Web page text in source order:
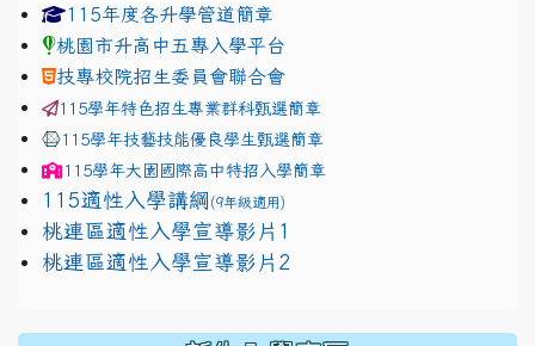
link to https://www.jhjhs.tyc.edu.tw/modules/
115年度各升學管道簡章
桃園市升高中五專入學平台
技專校院招生委員會聯合會
115學年特色招生專業群科甄選簡章
115學年技藝技能優良學生甄選簡章
115學年大園國際高中特招入學簡章
115適性入學講綱 (9年級適用)
link to https://docs.google.com/presentation/d/
桃連區適性入學宣導影片1
link to https://docs.google.com/presentation/d/
桃連區適性入學宣導影片2